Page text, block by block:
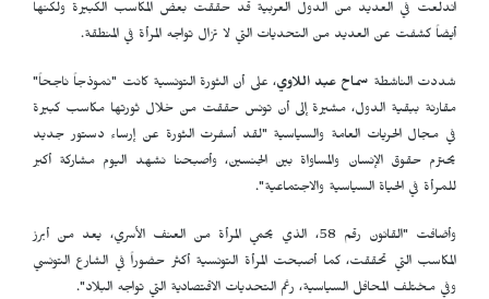
اندلعت في العديد من الدول العربية قد حققت بعض المكاسب الكبيرة ولكنها
أيضاً كشفت عن العديد من التحديات التي لا تزال تواجه المرأة في المنطقة.
شددت الناشطة سماح عبد اللاوي، على أن الثورة التونسية كانت "نموذجاً ناجحاً"
مقارنة ببقية الدول، مشيرة إلى أن تونس حققت من خلال ثورتها مكاسب كبيرة
في مجال الحريات العامة والسياسية "لقد أسفرت الثورة عن إرساء دستور جديد
يحترم حقوق الإنسان والمساواة بين الجنسين، وأصبحنا نشهد اليوم مشاركة أكبر
للمرأة في الحياة السياسية والاجتماعية".
وأضافت "القانون رقم 58، الذي يحمي المرأة من العنف الأسري، يعد من أبرز
المكاسب التي تحققت، كما أصبحت المرأة التونسية أكثر حضوراً في الشارع التونسي
وفي مختلف المحافل السياسية، رغم التحديات الاقتصادية التي تواجه البلاد".